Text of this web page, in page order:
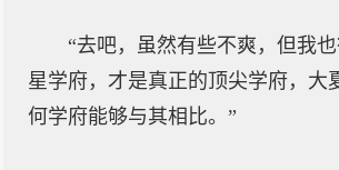
“去吧，虽然有些不爽，但我
星学府，才是真正的顶尖学府，大
何学府能够与其相比。”